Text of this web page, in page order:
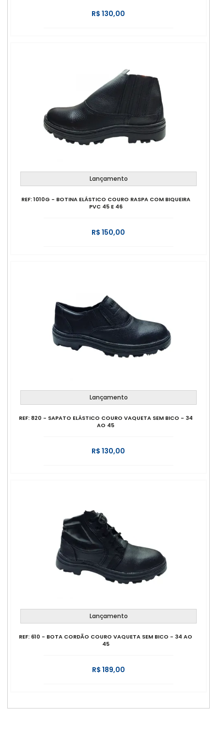
R$ 130,00
Lançamento
REF: 1010G - BOTINA ELÁSTICO COURO RASPA COM BIQUEIRA
PVC 45 E 46
R$ 150,00
Lançamento
REF: 820 - SAPATO ELÁSTICO COURO VAQUETA SEM BICO - 34
AO 45
R$ 130,00
Lançamento
REF: 610 - BOTA CORDÃO COURO VAQUETA SEM BICO - 34 AO
45
R$ 189,00